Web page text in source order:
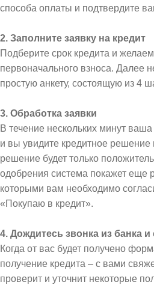
способа оплаты и подтвердите
2. Заполните заявку на кредит
Подберите срок кредита и
первоначального взноса. Далее
простую анкету, состоящую из 4
3. Обработка заявки
В течение нескольких минут
и вы увидите кредитное решение
решение будет только
одобрения система покажет еще
которыми вам необходимо
«Покупаю в кредит».
4. Дождитесь звонка из банка
Когда от вас будет получено
получение кредита – с вами
проверит и уточнит некоторые